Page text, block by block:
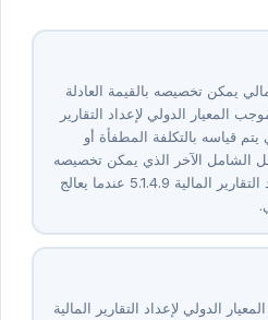
يمكن تخصيصه بالقيمة العادلة
المعيار الدولي لإعداد التقارير
أصل مالي يتم قياسه بالتكلفة المطفأة أو
الشامل الآخر الذي يمكن تخصيصه
بموجب المعيار الدولي لإعداد التقارير المالية ⁦9⁩.⁦4⁩.⁦1⁩.⁦5⁩ عندما يعالج
الدولي لإعداد التقارير المالية